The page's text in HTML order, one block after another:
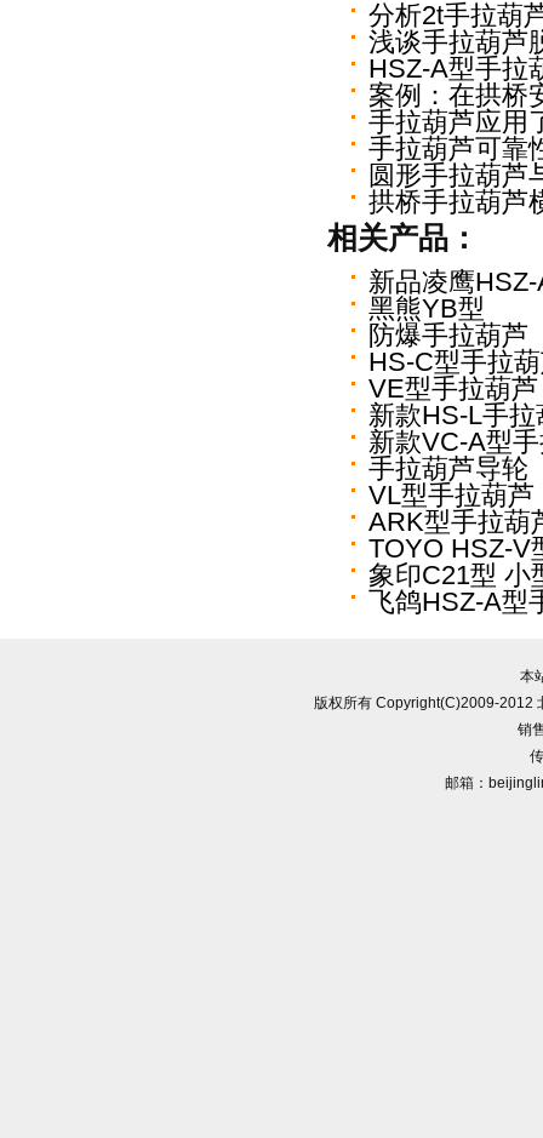
分析2t手拉葫
浅谈手拉葫芦
HSZ-A型手拉
案例：在拱桥
手拉葫芦应用
手拉葫芦可靠
圆形手拉葫芦
拱桥手拉葫芦
相关产品：
新品凌鹰
黑熊YB型
防爆手拉葫芦
HS-C型手拉
VE型手拉葫芦
新款HS-L手拉
新款VC-A型
手拉葫芦导轮
VL型手拉葫芦
ARK型手拉葫
TOYO HSZ-V
象印C21型 小
飞鸽HSZ-A型
本
版权所有 Copyright(C)2009-2012
销
邮箱：